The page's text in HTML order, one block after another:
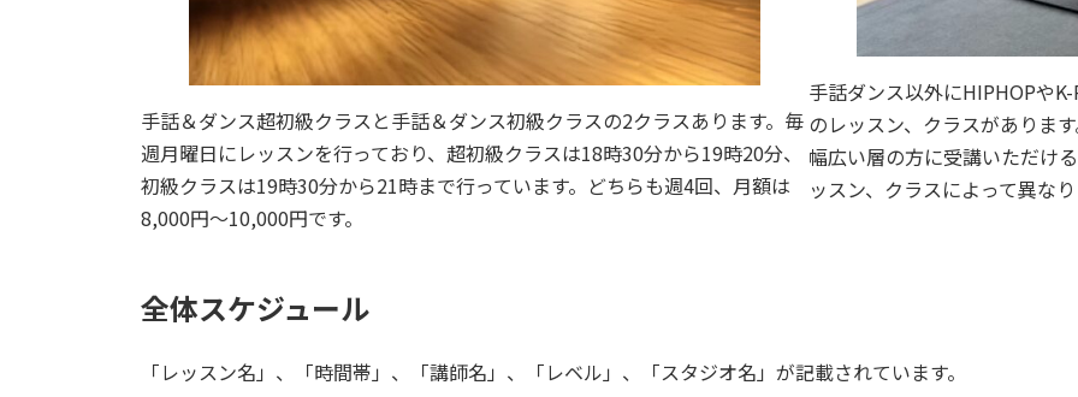
手話＆ダンス超初級クラスと手話＆ダンス初級クラスの2クラスあります。毎
週月曜日にレッスンを行っており、超初級クラスは18時30分から19時20分、
初級クラスは19時30分から21時まで行っています。どちらも週4回、月額は
8,000円～10,000円です。
手話ダンス以外にHIPHOPや
のレッスン、クラスがありま
幅広い層の方に受講いただけ
ッスン、クラスによって異な
全体スケジュール
「レッスン名」、「時間帯」、「講師名」、「レベル」、「スタジオ名」が記載されています。